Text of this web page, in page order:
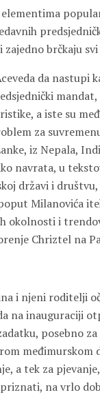
brčkaju
da nastupi
a iste su
za
iz Nepala,
navrata, u
državi i
Milanovića
okolnosti i
Chriztel na
i njeni roditelji
na inauguraciji
posebno
a tek za
na vrlo